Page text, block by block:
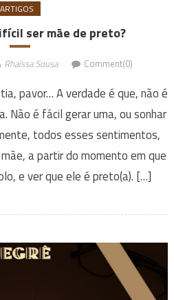
ARTIGOS
ser mãe de preto?
Rhaíssa Sousa Comment(0)
pavor… A verdade é que, não é
Não é fácil gerar uma, ou sonhar
todos esses sentimentos,
a partir do momento em que
e ver que ele é preto(a). […]